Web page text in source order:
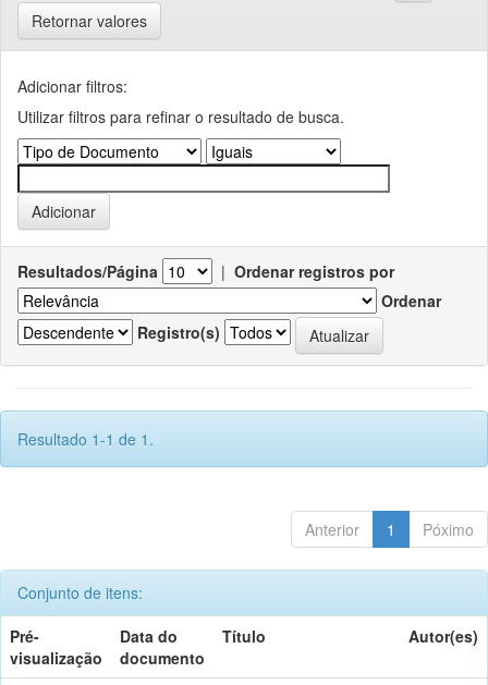
Retornar valores
Adicionar filtros:
Utilizar filtros para refinar o resultado de busca.
Resultados/Página | Ordenar registros por
Ordenar
Registro(s)
Resultado 1-1 de 1.
Anterior 1 Póximo
Conjunto de itens:
Pré-
visualização
Data do
documento
Título Autor(es)